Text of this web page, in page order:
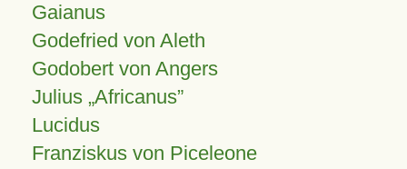
Gaianus
Godefried von Aleth
Godobert von Angers
Julius Africanus
Lucidus
Franziskus von Piceleone